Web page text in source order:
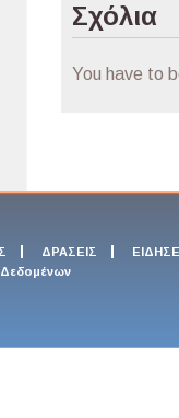
Σχόλια
You have to
ΔΡΑΣΕΙΣ
Δεδομένων